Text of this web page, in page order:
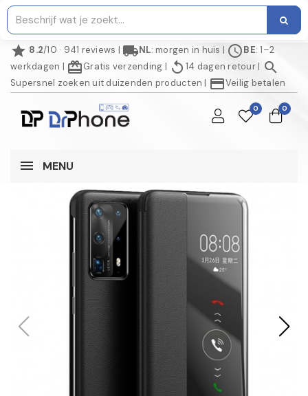
star 8.2/10 · 941 reviews | local_shippingNL: morgen in huis | scheduleBE: 1–2
werkdagen | redeemGratis verzending | replay 14 dagen retour| search
Supersnel zoeken uit duizenden producten | credit_cardVeilig betalen
0 0
MENU
NIET OP VOORRAAD